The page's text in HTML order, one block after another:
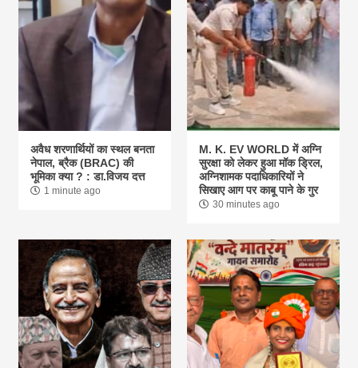
अवैध शरणार्थियों का स्थल बनता
नेपाल, ब्रैक (BRAC) की
भूमिका क्या ? : डा.विजय दत्त
1 minute ago
M. K. EV WORLD में अग्नि
सुरक्षा को लेकर हुआ मॉक ड्रिल,
अग्निशामक पदाधिकारियों ने
सिखाए आग पर काबू पाने के गुर
30 minutes ago